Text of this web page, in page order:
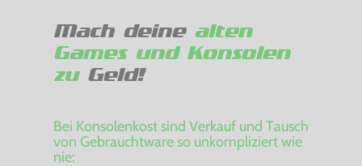
Mach deine alten
Games und Konsolen
zuGeld!
Bei Konsolenkost sind Verkauf und Tausch
von Gebrauchtware so unkompliziert wie
nie: